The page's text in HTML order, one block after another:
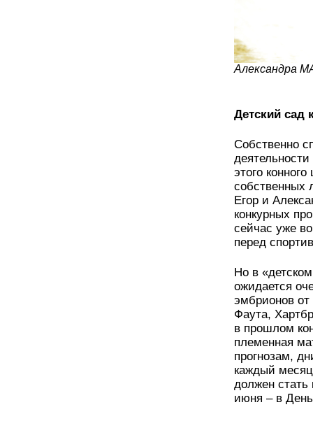
Александра
Детский сад
Собственно
этого
собственных
Егор и
конкурных
сейчас уже
перед
Но в
ожидается
эмбрионов
Фаута,
в прошлом
племенная
прогнозам,
каждый
должен стать
июня – в